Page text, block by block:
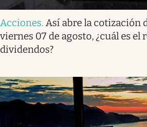
Acciones. Así abre la cotización
viernes 07 de agosto, ¿cuál es
dividendos?